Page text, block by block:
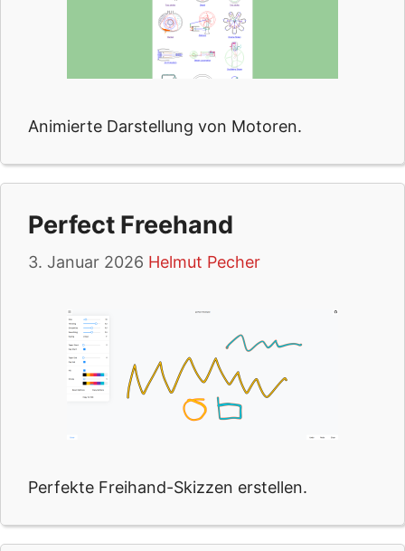
Animierte Darstellung von Motoren.
Perfect Freehand
3. Januar 2026 Helmut Pecher
Perfekte Freihand-Skizzen erstellen.